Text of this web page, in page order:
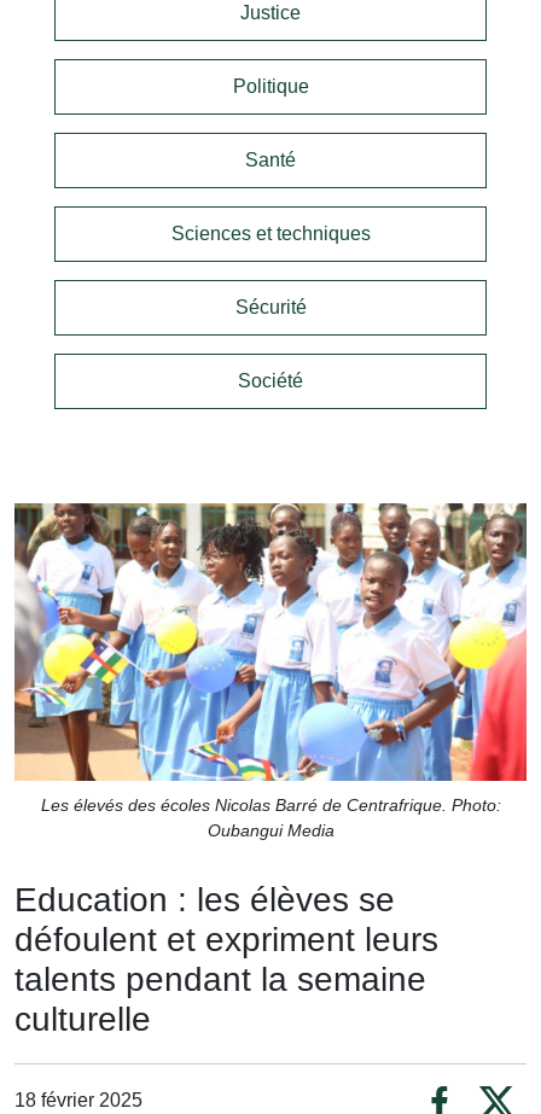
Justice
Politique
Santé
Sciences et techniques
Sécurité
Société
Les élevés des écoles Nicolas Barré de Centrafrique. Photo:
Oubangui Media
Education : les élèves se
défoulent et expriment leurs
talents pendant la semaine
culturelle
18 février 2025